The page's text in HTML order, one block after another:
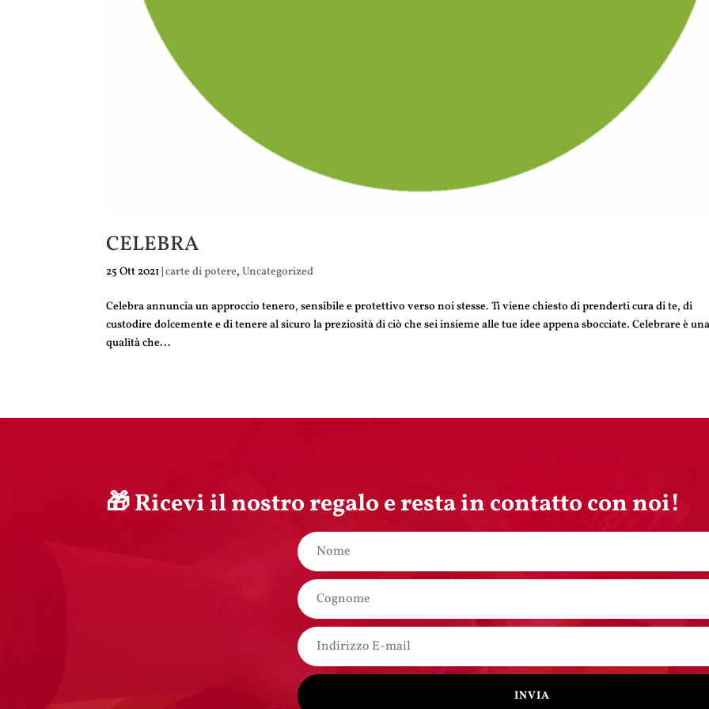
CELEBRA
25 Ott 2021|carte di potere,Uncategorized
Celebra annuncia un approccio tenero, sensibile e protettivo verso noi stesse. Ti viene chiesto di prenderti cura di te, di
custodire dolcemente e di tenere al sicuro la preziosità di ciò che sei insieme alle tue idee appena sbocciate. Celebrare è
qualità che...
🎁 Ricevi il nostro regalo e resta in contatto con noi!
INVIA